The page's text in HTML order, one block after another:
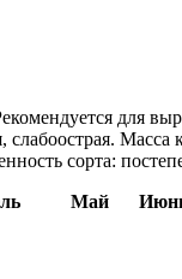
сорта:
Май